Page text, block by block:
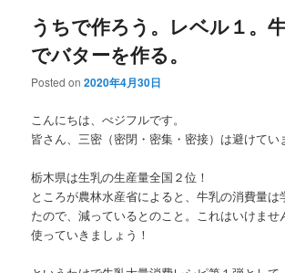
うちで作ろう。レベル１。
でバターを作る。
Posted on2020年4月30日
こんにちは、べジフルです。
皆さん、三密（密閉・密集・密接）は避けてい
栃木県は生乳の生産量全国２位！
ところが農林水産省によると、牛乳の消費量は
たので、減っているとのこと。これはいけませ
使っていきましょう！